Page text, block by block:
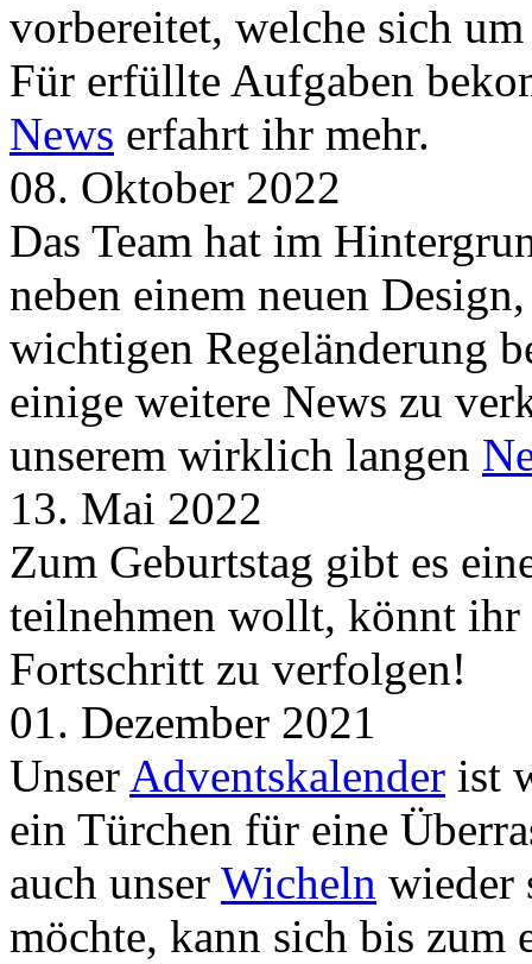
vorbereitet, welche sich
Für erfüllte Aufgaben
News erfahrt ihr mehr.
08. Oktober 2022
Das Team hat im
neben einem neuen
wichtigen Regeländerung
einige weitere News zu
unserem wirklich langen
13. Mai 2022
Zum Geburtstag gibt es
teilnehmen wollt, könnt
Fortschritt zu verfolgen!
01. Dezember 2021
Unser Adventskalender ist
ein Türchen für eine
auch unser Wicheln wieder
möchte, kann sich bis